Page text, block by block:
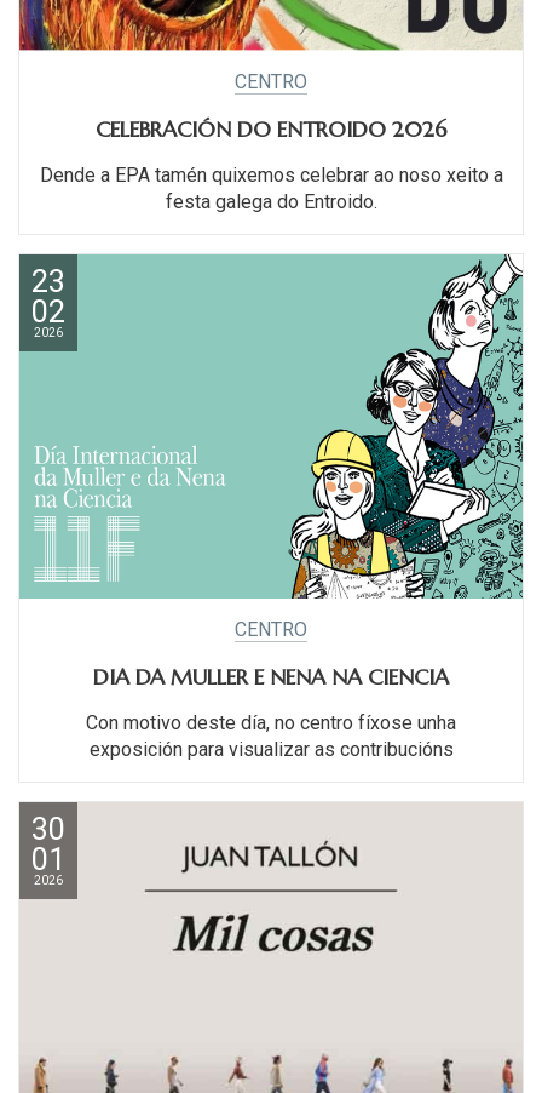
CENTRO
CELEBRACIÓN DO ENTROIDO 2026
Dende a EPA tamén quixemos celebrar ao noso xeito a
festa galega do Entroido.
23
02
2026
CENTRO
DIA DA MULLER E NENA NA CIENCIA
Con motivo deste día, no centro fíxose unha
exposición para visualizar as contribucións
30
01
2026